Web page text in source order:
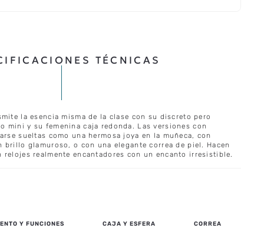
TÉCNICAS
la esencia misma de la clase con su discreto pero
mini y su femenina caja redonda. Las versiones con
sueltas como una hermosa joya en la muñeca, con
brillo glamuroso, o con una elegante correa de piel. Hacen
relojes realmente encantadores con un encanto irresistible.
Y FUNCIONES CAJA Y ESFERA CORREA